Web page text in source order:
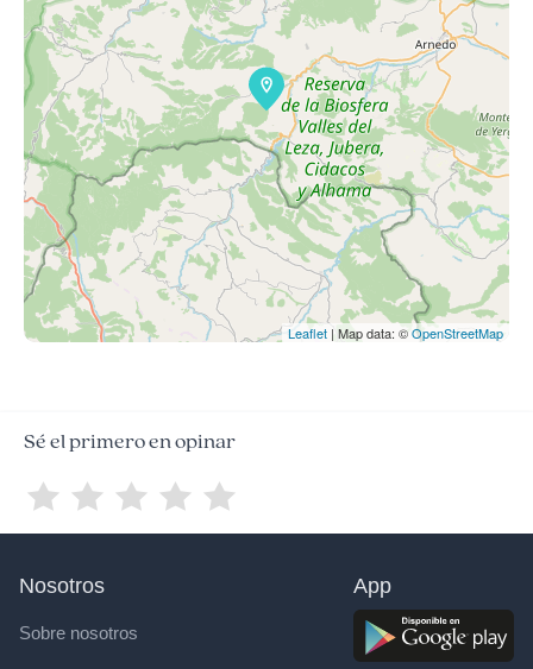
Leaflet | Map data: ©OpenStreetMap
Sé el primero en opinar
Nosotros
Sobre nosotros
App